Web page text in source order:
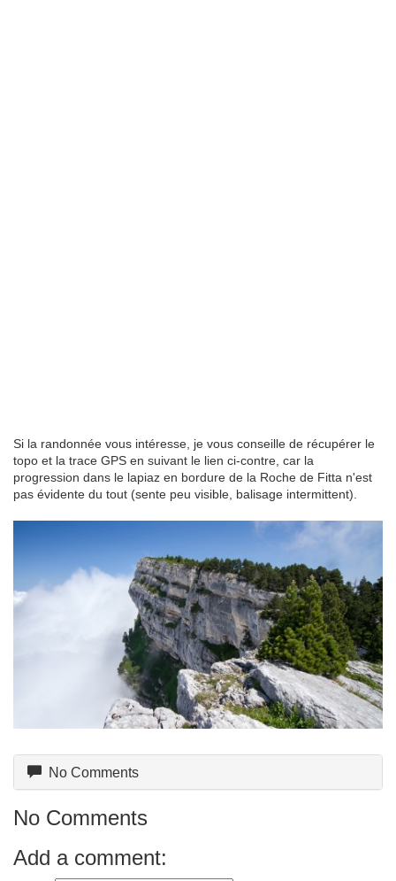
Si la randonnée vous intéresse, je vous conseille de récupérer le
topo et la trace GPS en suivant le lien ci-contre, car la
progression dans le lapiaz en bordure de la Roche de Fitta n'est
pas évidente du tout (sente peu visible, balisage intermittent).
No Comments
No Comments
Add a comment: